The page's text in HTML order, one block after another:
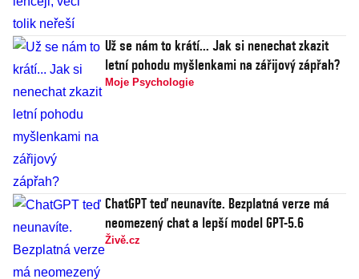
Už se nám to krátí... Jak si nenechat zkazit
letní pohodu myšlenkami na zářijový zápřah?
Moje Psychologie
ChatGPT teď neunavíte. Bezplatná verze má
neomezený chat a lepší model GPT-5.6
Živě.cz